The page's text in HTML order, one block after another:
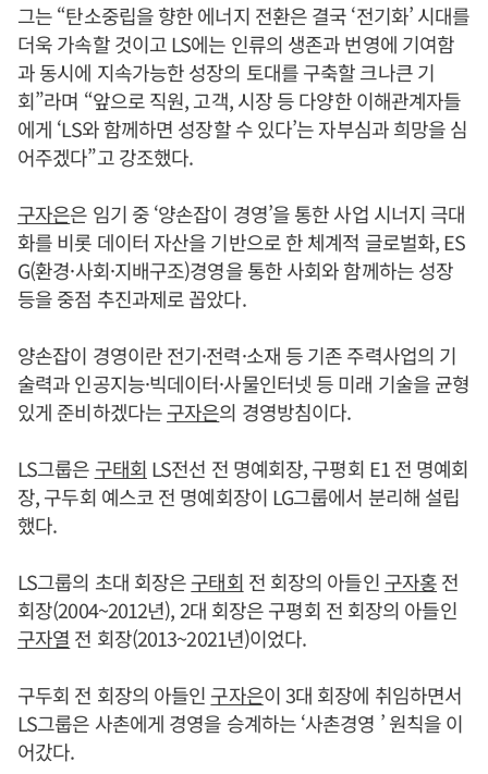
그는 “탄소중립을 향한 에너지 전환은 결국 ‘전기화’ 시대를
더욱 가속할 것이고 LS에는 인류의 생존과 번영에 기여함
과 동시에 지속가능한 성장의 토대를 구축할 크나큰 기
회”라며 “앞으로 직원, 고객, 시장 등 다양한 이해관계자들
에게 ‘LS와 함께하면 성장할 수 있다’는 자부심과 희망을 심
어주겠다”고 강조했다.
구자은은 임기 중 ‘양손잡이 경영’을 통한 사업 시너지 극대
화를 비롯 데이터 자산을 기반으로 한 체계적 글로벌화, ES
G(환경·사회·지배구조)경영을 통한 사회와 함께하는 성장
등을 중점 추진과제로 꼽았다.
양손잡이 경영이란 전기·전력·소재 등 기존 주력사업의 기
술력과 인공지능·빅데이터·사물인터넷 등 미래 기술을 균형
있게 준비하겠다는구자은의 경영방침이다.
LS그룹은 구태회 LS전선 전 명예회장, 구평회 E1 전 명예회
장, 구두회 예스코 전 명예회장이 LG그룹에서 분리해 설립
했다.
LS그룹의 초대 회장은구태회 전 회장의 아들인 구자홍전
회장(2004~2012년), 2대 회장은 구평회 전 회장의 아들인
구자열 전 회장(2013~2021년)이었다.
구두회 전 회장의 아들인 구자은이 3대 회장에 취임하면서
LS그룹은 사촌에게 경영을 승계하는 ‘사촌경영 ’ 원칙을 이
어갔다.